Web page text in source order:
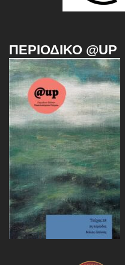
ΠΕΡΙΟΔΙΚΌ @UP